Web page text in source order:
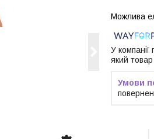
У
який